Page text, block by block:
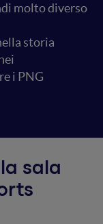
molto diverso
storia
i PNG
sala